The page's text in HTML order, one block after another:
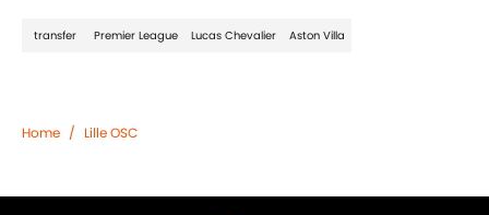
transfer Premier League Lucas Chevalier Aston Villa
Home / Lille OSC